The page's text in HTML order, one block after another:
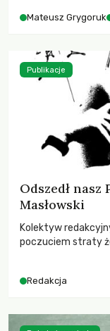
Mateusz Grygoruk
Odszedł
Masłowski
Kolektyw
poczuciem straty
Redakcja
Publikacje